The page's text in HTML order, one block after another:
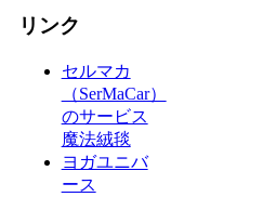
リンク
セルマカ
（SerMaCar）
のサービス
魔法絨毯
ヨガユニバ
ース